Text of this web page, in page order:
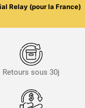
Relay (pour la France)
Retours sous 30j